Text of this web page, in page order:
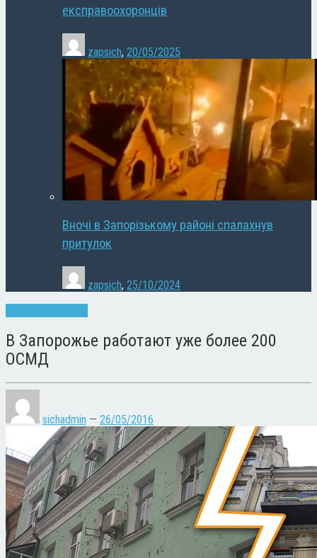
експравоохоронців
zapsich, 20/05/2025
Вночі в Запорізькому районі спалахнув
притулок
zapsich, 25/10/2024
В Запорожье работают уже более 200
ОСМД
sichadmin — 26/05/2016